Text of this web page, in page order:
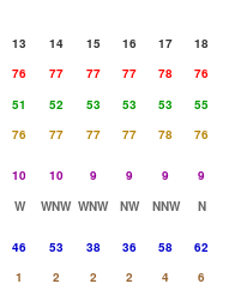
13 14 15 16 17 18
76 77 77 77 78 76
51 52 53 53 53 55
76 77 77 77 78 76
10 10 9 9 9 9
W WNW WNW NW NNW N
46 53 38 36 58 62
1 2 2 2 4 6